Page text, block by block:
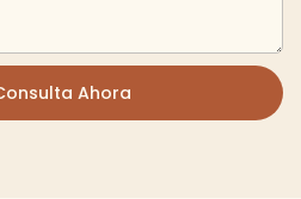
Ahora